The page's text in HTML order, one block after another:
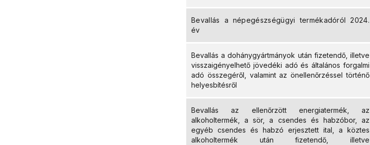
Bevallás a népegészségügyi termékadóról 2024.
év
Bevallás a dohánygyártmányok után fizetendő, illetve
visszaigényelhető jövedéki adó és általános forgalmi
adó összegéről, valamint az önellenőrzéssel történő
helyesbítésről
Bevallás az ellenőrzött energiatermék, az
alkoholtermék, a sör, a csendes és habzóbor, az
egyéb csendes és habzó erjesztett ital, a köztes
alkoholtermék után fizetendő, illetve